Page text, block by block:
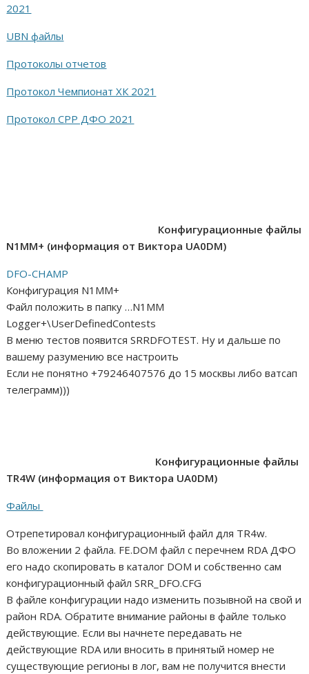
2021
UBN файлы
Протоколы отчетов
Протокол Чемпионат ХК 2021
Протокол СРР ДФО 2021
Конфигурационные файлы
N1MM+ (информация от Виктора UA0DM)
DFO-CHAMP
Конфигурация N1MM+
Файл положить в папку …N1MM
Logger+\UserDefinedContests
В меню тестов появится SRRDFOTEST. Ну и дальше по
вашему разумению все настроить
Если не понятно +79246407576 до 15 москвы либо ватсап
телеграмм)))
Конфигурационные файлы
TR4W (информация от Виктора UA0DM)
Файлы
Отрепетировал конфигурационный файл для TR4w.
Во вложении 2 файла. FE.DOM файл с перечнем RDA ДФО
его надо скопировать в каталог DOM и собственно сам
конфигурационный файл SRR_DFO.CFG
В файле конфигурации надо изменить позывной на свой и
район RDA. Обратите внимание районы в файле только
действующие. Если вы начнете передавать не
действующие RDA или вносить в принятый номер не
существующие регионы в лог, вам не получится внести